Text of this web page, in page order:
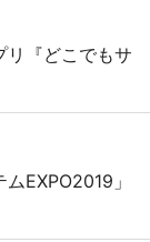
リ『どこでもサ
EXPO2019」